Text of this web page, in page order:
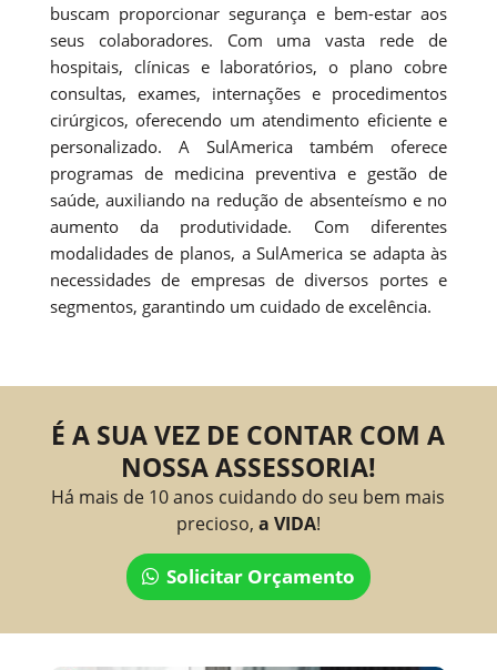
buscam proporcionar segurança e bem-estar aos
seus colaboradores. Com uma vasta rede de
hospitais, clínicas e laboratórios, o plano cobre
consultas, exames, internações e procedimentos
cirúrgicos, oferecendo um atendimento eficiente e
personalizado. A SulAmerica também oferece
programas de medicina preventiva e gestão de
saúde, auxiliando na redução de absenteísmo e no
aumento da produtividade. Com diferentes
modalidades de planos, a SulAmerica se adapta às
necessidades de empresas de diversos portes e
segmentos, garantindo um cuidado de excelência.
É A SUA VEZ DE CONTAR COM A
NOSSA ASSESSORIA!
Há mais de 10 anos cuidando do seu bem mais
precioso, a VIDA!
Solicitar Orçamento